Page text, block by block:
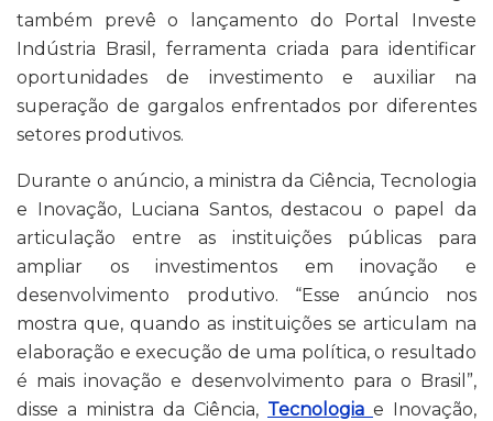
também prevê o lançamento do Portal Investe
Indústria Brasil, ferramenta criada para identificar
oportunidades de investimento e auxiliar na
superação de gargalos enfrentados por diferentes
setores produtivos.
Durante o anúncio, a ministra da Ciência, Tecnologia
e Inovação, Luciana Santos, destacou o papel da
articulação entre as instituições públicas para
ampliar os investimentos em inovação e
desenvolvimento produtivo. “Esse anúncio nos
mostra que, quando as instituições se articulam na
elaboração e execução de uma política, o resultado
é mais inovação e desenvolvimento para o Brasil”,
disse a ministra da Ciência, Tecnologia e Inovação,